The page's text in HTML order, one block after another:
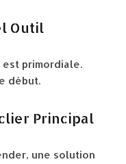
Outil
primordiale.
début.
Principal
une solution